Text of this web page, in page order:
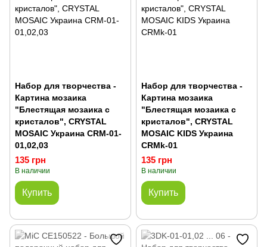
Набор для творчества -
Картина мозаика
"Блестящая мозаика с
кристалов", CRYSTAL
MOSAIC Украина CRM-01-
01,02,03
135 грн
В наличии
Купить
Набор для творчества -
Картина мозаика
"Блестящая мозаика с
кристалов", CRYSTAL
MOSAIC KIDS Украина
CRMk-01
135 грн
В наличии
Купить